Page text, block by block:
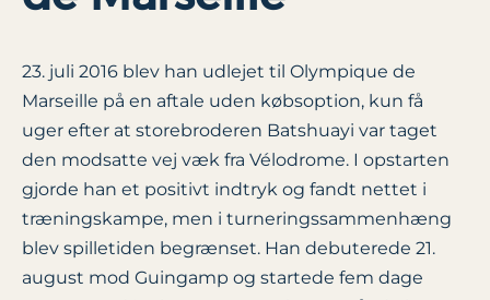
23. juli 2016 blev han udlejet til Olympique de
Marseille på en aftale uden købsoption, kun få
uger efter at storebroderen Batshuayi var taget
den modsatte vej væk fra Vélodrome. I opstarten
gjorde han et positivt indtryk og fandt nettet i
træningskampe, men i turneringssammenhæng
blev spilletiden begrænset. Han debuterede 21.
august mod Guingamp og startede fem dage